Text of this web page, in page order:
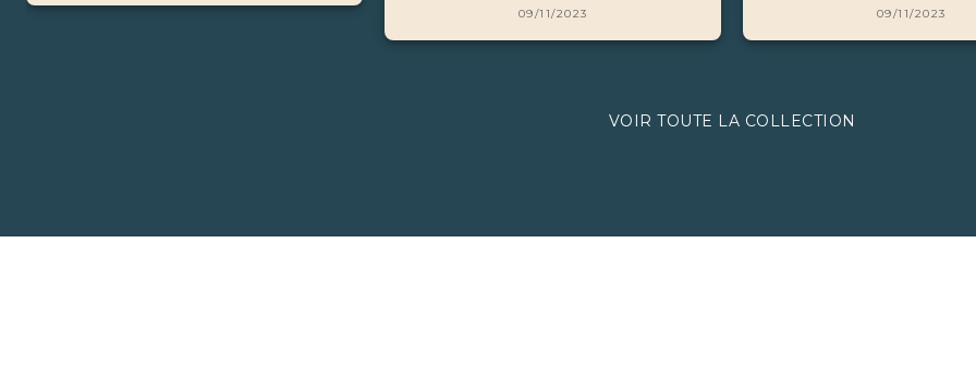
09/11/2023 09/11/2023
VOIR TOUTE LA COLLECTION